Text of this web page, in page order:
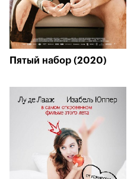
Пятый набор (2020)